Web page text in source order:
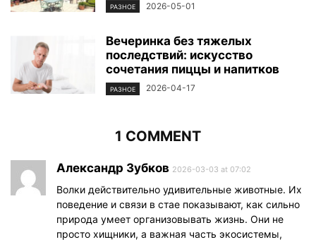
РАЗНОЕ 2026-05-01
Вечеринка без тяжелых
последствий: искусство
сочетания пиццы и напитков
РАЗНОЕ 2026-04-17
1 COMMENT
Александр Зубков 2026-03-03 at 07:02
Волки действительно удивительные животные. Их
поведение и связи в стае показывают, как сильно
природа умеет организовывать жизнь. Они не
просто хищники, а важная часть экосистемы,